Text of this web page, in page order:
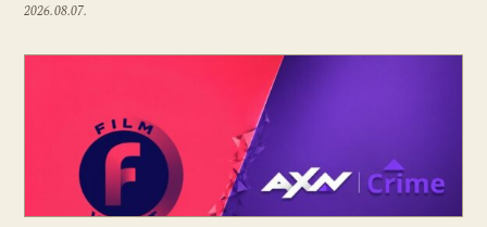
2026.08.07.